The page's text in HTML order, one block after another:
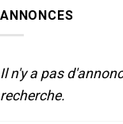
ANNONCES
Il n'y a pas
recherche.